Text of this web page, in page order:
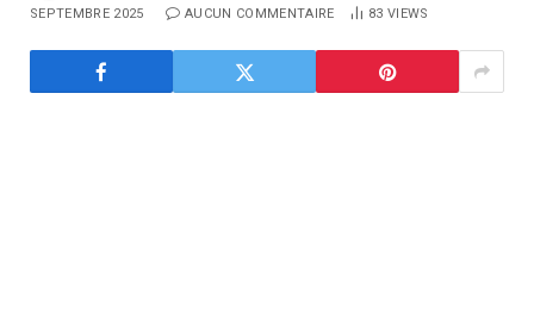
SEPTEMBRE 2025 AUCUN COMMENTAIRE 83 VIEWS